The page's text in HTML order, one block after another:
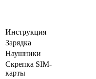
Инструкция
Зарядка
Наушники
Скрепка SIM-
карты